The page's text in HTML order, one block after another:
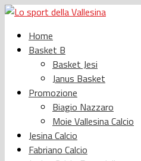
Home
Basket B
Basket Jesi
Janus Basket
Promozione
Biagio Nazzaro
Moie Vallesina Calcio
Jesina Calcio
Fabriano Calcio